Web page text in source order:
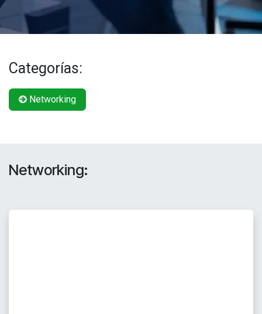
Categorías:
Networking
Networking: